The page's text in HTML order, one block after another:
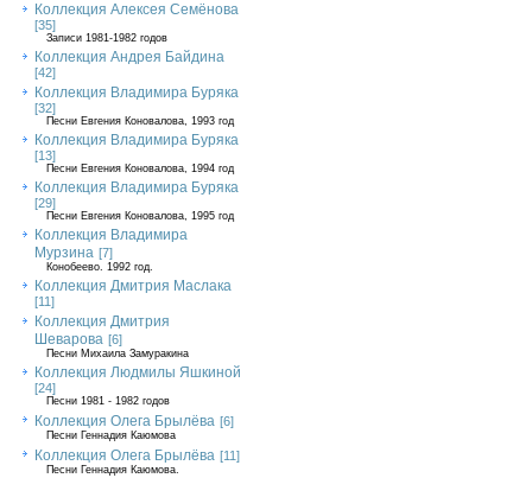
Коллекция Алексея Семёнова
[35]
Записи 1981-1982 годов
Коллекция Андрея Байдина
[42]
Коллекция Владимира Буряка
[32]
Песни Евгения Коновалова, 1993 год
Коллекция Владимира Буряка
[13]
Песни Евгения Коновалова, 1994 год
Коллекция Владимира Буряка
[29]
Песни Евгения Коновалова, 1995 год
Коллекция Владимира
Мурзина [7]
Конобеево. 1992 год.
Коллекция Дмитрия Маслака
[11]
Коллекция Дмитрия
Шеварова [6]
Песни Михаила Замуракина
Коллекция Людмилы Яшкиной
[24]
Песни 1981 - 1982 годов
Коллекция Олега Брылёва [6]
Песни Геннадия Каюмова
Коллекция Олега Брылёва [11]
Песни Геннадия Каюмова.